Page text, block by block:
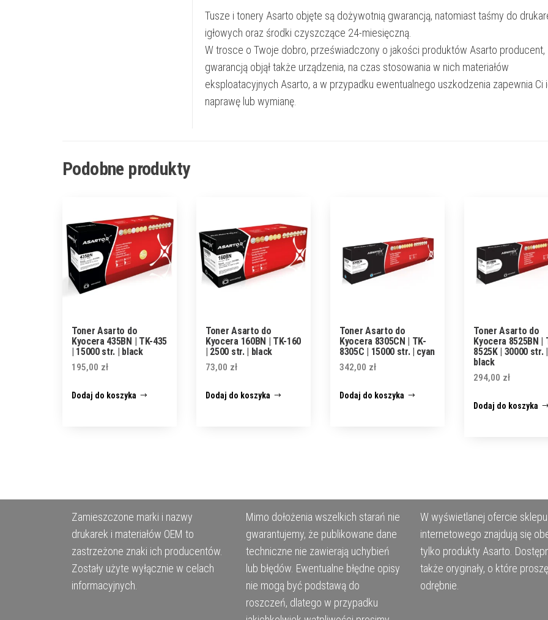
Tusze i tonery Asarto objęte są dożywotnią gwarancją, natomiast taśmy do
igłowych oraz środki czyszczące 24-miesięczną.
W trosce o Twoje dobro, przeświadczony o jakości produktów Asarto producent,
gwarancją objął także urządzenia, na czas stosowania w nich materiałów
eksploatacyjnych Asarto, a w przypadku ewentualnego uszkodzenia zapewnia Ci
naprawę lub wymianę.
Podobne produkty
Toner Asarto do
Kyocera 435BN | TK-435
| 15000 str. | black
195,00 zł
Dodaj do koszyka
Toner Asarto do
Kyocera 160BN | TK-160
| 2500 str. | black
73,00 zł
Dodaj do koszyka
Toner Asarto do
Kyocera 8305CN | TK-
8305C | 15000 str. | cyan
342,00 zł
Dodaj do koszyka
Toner Asarto do
Kyocera 8525BN |
8525K | 30000 str. |
black
294,00 zł
Dodaj do koszyka
Zamieszczone marki i nazwy
drukarek i materiałów OEM to
zastrzeżone znaki ich producentów.
Zostały użyte wyłącznie w celach
informacyjnych.
Mimo dołożenia wszelkich starań nie
gwarantujemy, że publikowane dane
techniczne nie zawierają uchybień
lub błędów. Ewentualne błędne opisy
nie mogą być podstawą do
roszczeń, dlatego w przypadku
W wyświetlanej ofercie sklepu
internetowego znajdują się
tylko produkty Asarto.
także oryginały, o które
odrębnie.